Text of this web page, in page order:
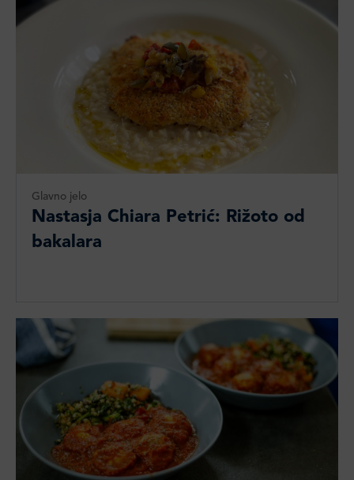
Glavno jelo
Nastasja Chiara Petrić: Rižoto od
bakalara